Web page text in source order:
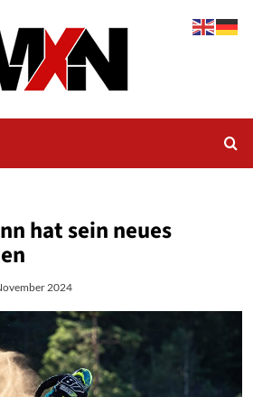
hat sein neues
2024